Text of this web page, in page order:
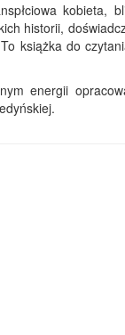
kobieta,
historii,
książka do
energii